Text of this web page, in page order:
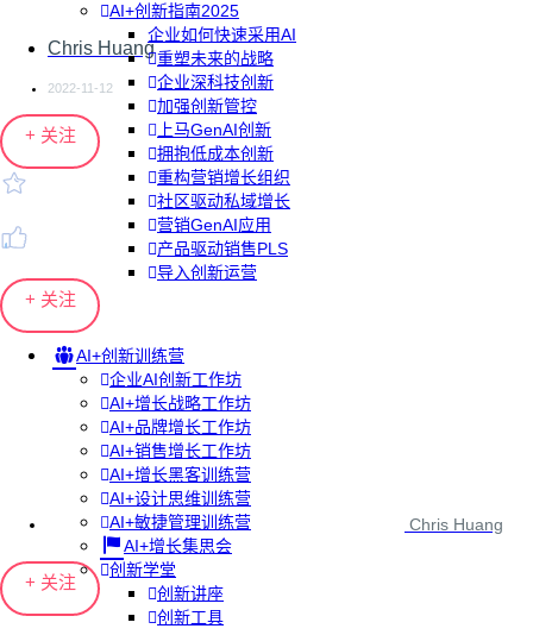
AI+创新指南2025
企业如何快速采用AI
重塑未来的战略
企业深科技创新
加强创新管控
上马GenAI创新
拥抱低成本创新
重构营销增长组织
社区驱动私域增长
营销GenAI应用
产品驱动销售PLS
导入创新运营
AI+创新训练营
企业AI创新工作坊
AI+增长战略工作坊
AI+品牌增长工作坊
AI+销售增长工作坊
AI+增长黑客训练营
AI+设计思维训练营
AI+敏捷管理训练营
AI+增长集思会
创新学堂
创新讲座
创新工具
Chris Huang
2022-11-12
+ 关注
+ 关注
Chris Huang
+ 关注